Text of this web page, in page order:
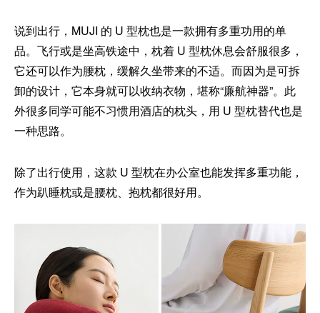
说到出行，MUJI 的 U 型枕也是一款拥有多重功用的单
品。飞行或是坐高铁途中，枕着 U 型枕休息会舒服很多，
它还可以作为腰枕，缓解久坐带来的不适。而因为是可拆
卸的设计，它本身就可以收纳衣物，堪称“廉航神器”。此
外很多同学可能不习惯用酒店的枕头，用 U 型枕替代也是
一种思路。
除了出行使用，这款 U 型枕在办公室也能发挥多重功能，
作为趴睡枕或是腰枕、抱枕都很好用。